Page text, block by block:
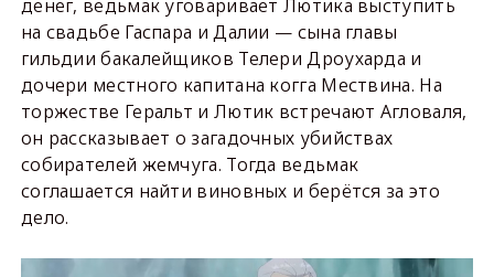
денег, ведьмак уговаривает Лютика выступить
на свадьбе Гаспара и Далии — сына главы
гильдии бакалейщиков Телери Дроухарда и
дочери местного капитана когга Мествина. На
торжестве Геральт и Лютик встречают Агловаля,
он рассказывает о загадочных убийствах
собирателей жемчуга. Тогда ведьмак
соглашается найти виновных и берётся за это
дело.